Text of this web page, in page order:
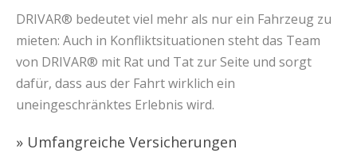
DRIVAR® bedeutet viel mehr als nur ein Fahrzeug zu
mieten: Auch in Konfliktsituationen steht das Team
von DRIVAR® mit Rat und Tat zur Seite und sorgt
dafür, dass aus der Fahrt wirklich ein
uneingeschränktes Erlebnis wird.
» Umfangreiche Versicherungen